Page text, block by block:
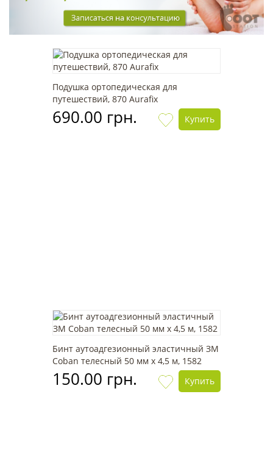
Подушка ортопедическая для
путешествий, 870 Aurafix
690.00 грн. Купить
Бинт аутоадгезионный эластичный ЗМ
Coban телесный 50 мм x 4,5 м, 1582
150.00 грн. Купить